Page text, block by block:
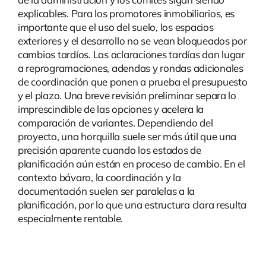
explicables. Para los promotores inmobiliarios, es
importante que el uso del suelo, los espacios
exteriores y el desarrollo no se vean bloqueados por
cambios tardíos. Las aclaraciones tardías dan lugar
a reprogramaciones, adendas y rondas adicionales
de coordinación que ponen a prueba el presupuesto
y el plazo. Una breve revisión preliminar separa lo
imprescindible de las opciones y acelera la
comparación de variantes. Dependiendo del
proyecto, una horquilla suele ser más útil que una
precisión aparente cuando los estados de
planificación aún están en proceso de cambio. En el
contexto bávaro, la coordinación y la
documentación suelen ser paralelas a la
planificación, por lo que una estructura clara resulta
especialmente rentable.